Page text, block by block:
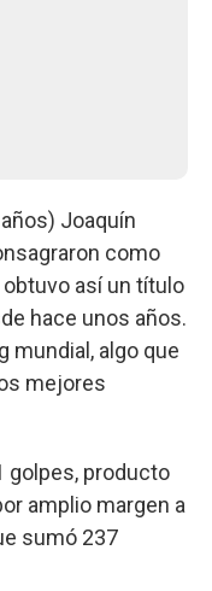
Joaquín
como
así un título
hace unos años.
mundial, algo que
mejores
golpes, producto
amplio margen a
sumó 237